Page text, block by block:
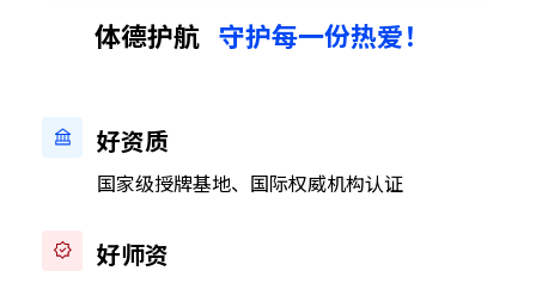
体德护航 守护每一份热爱！
好资质
国家级授牌基地、国际权威机构认证
好师资